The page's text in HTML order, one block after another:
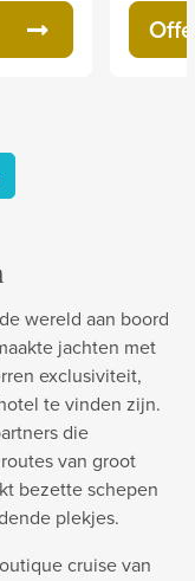
wereld aan boord
jachten met
exclusiviteit,
te vinden zijn.
die
van groot
bezette schepen
plekjes.
cruise van